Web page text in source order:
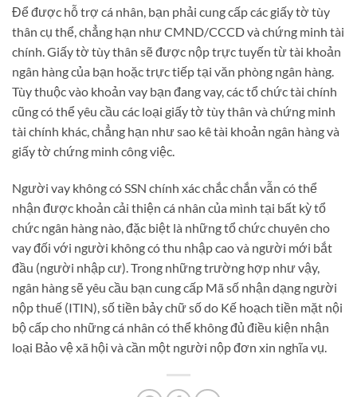
Để được hỗ trợ cá nhân, bạn phải cung cấp các giấy tờ tùy
thân cụ thể, chẳng hạn như CMND/CCCD và chứng minh tài
chính. Giấy tờ tùy thân sẽ được nộp trực tuyến từ tài khoản
ngân hàng của bạn hoặc trực tiếp tại văn phòng ngân hàng.
Tùy thuộc vào khoản vay bạn đang vay, các tổ chức tài chính
cũng có thể yêu cầu các loại giấy tờ tùy thân và chứng minh
tài chính khác, chẳng hạn như sao kê tài khoản ngân hàng và
giấy tờ chứng minh công việc.
Người vay không có SSN chính xác chắc chắn vẫn có thể
nhận được khoản cải thiện cá nhân của mình tại bất kỳ tổ
chức ngân hàng nào, đặc biệt là những tổ chức chuyên cho
vay đối với người không có thu nhập cao và người mới bắt
đầu (người nhập cư). Trong những trường hợp như vậy,
ngân hàng sẽ yêu cầu bạn cung cấp Mã số nhận dạng người
nộp thuế (ITIN), số tiền bảy chữ số do Kế hoạch tiền mặt nội
bộ cấp cho những cá nhân có thể không đủ điều kiện nhận
loại Bảo vệ xã hội và cần một người nộp đơn xin nghĩa vụ.